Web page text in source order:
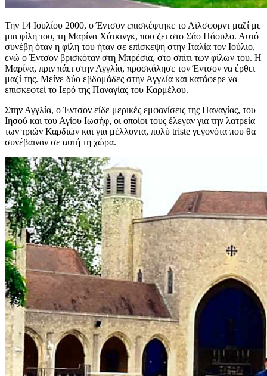
Την 14 Ιουλίου 2000, ο Έντσον επισκέφτηκε το Αϊλσφορντ μαζί με
μια φίλη του, τη Μαρίνα Χότκινγκ, που ζει στο Σάο Πάουλο. Αυτό
συνέβη όταν η φίλη του ήταν σε επίσκεψη στην Ιταλία τον Ιούλιο,
ενώ ο Έντσον βρισκόταν στη Μπρέσια, στο σπίτι των φίλων του. Η
Μαρίνα, πριν πάει στην Αγγλία, προσκάλησε τον Έντσον να έρθει
μαζί της. Μείνε δύο εβδομάδες στην Αγγλία και κατάφερε να
επισκεφτεί το Ιερό της Παναγίας του Καρμέλου.
Στην Αγγλία, ο Έντσον είδε μερικές εμφανίσεις της Παναγίας, του
Ιησού και του Αγίου Ιωσήφ, οι οποίοι τους έλεγαν για την λατρεία
των τριών Καρδιών και για μέλλοντα, πολύ triste γεγονότα που θα
συνέβαιναν σε αυτή τη χώρα.